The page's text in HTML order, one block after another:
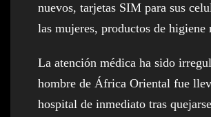
nuevos, tarjetas SIM para sus
las mujeres, productos de higiene
La atención médica ha sido
hombre de África Oriental fue
hospital de inmediato tras